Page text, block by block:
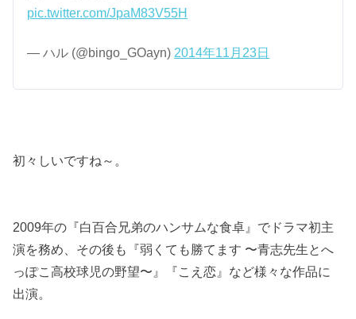
pic.twitter.com/JpaM83V55H
— ハル (@bingo_GOayn) 2014年11月23日
初々しいですね～。
2009年の『白百合兄弟のハンサムな食卓』でドラマ初主
演を務め、その後も『弱くても勝てます 〜青志先生とへ
っぽこ高校球児の野望〜』『こえ恋』など様々な作品に
出演。